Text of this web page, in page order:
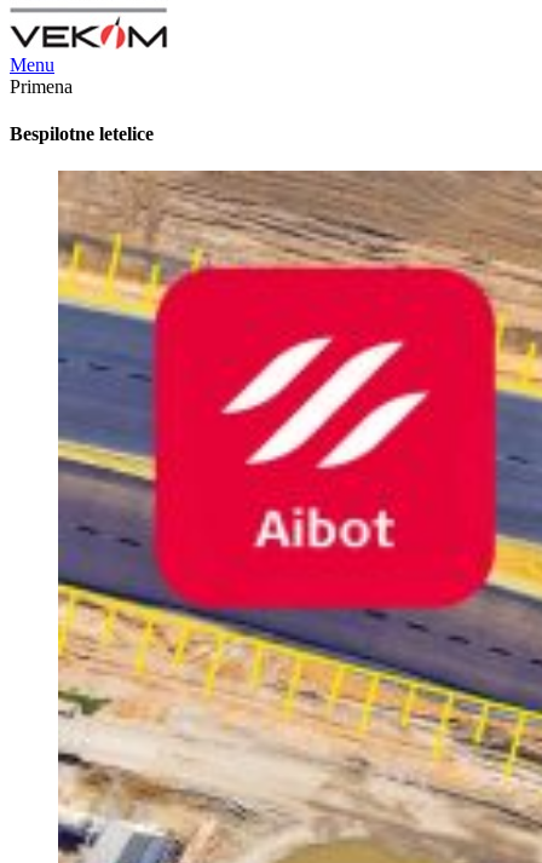
Menu
Primena
Bespilotne letelice